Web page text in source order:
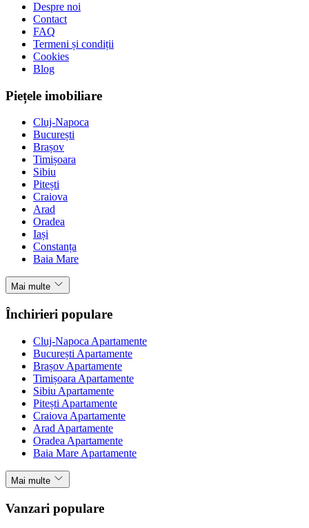
Despre noi
Contact
FAQ
Termeni și condiții
Cookies
Blog
Piețele imobiliare
Cluj-Napoca
București
Brașov
Timișoara
Sibiu
Pitești
Craiova
Arad
Oradea
Iași
Constanța
Baia Mare
Mai multe
Închirieri populare
Cluj-Napoca Apartamente
București Apartamente
Brașov Apartamente
Timișoara Apartamente
Sibiu Apartamente
Pitești Apartamente
Craiova Apartamente
Arad Apartamente
Oradea Apartamente
Baia Mare Apartamente
Mai multe
Vanzari populare